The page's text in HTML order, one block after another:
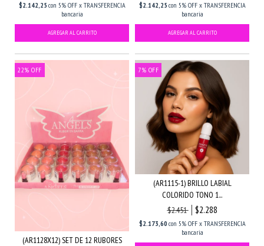
$2.142,25 con 5% OFF x TRANSFERENCIA
bancaria
$2.142,25 con 5% OFF x TRANSFERENCIA
bancaria
22% OFF
(AR1128X12) SET DE 12 RUBORES
7% OFF
(AR1115-1) BRILLO LABIAL
COLORIDO TONO 1...
$2.451
$2.288
$2.173,60con 5% OFF x TRANSFERENCIA
bancaria